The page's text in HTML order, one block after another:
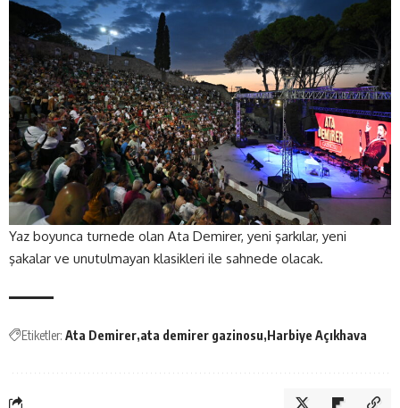
Yaz boyunca turnede olan Ata Demirer, yeni şarkılar, yeni
şakalar ve unutulmayan klasikleri ile sahnede olacak.
Etiketler: Ata Demirer ata demirer gazinosu Harbiye Açıkhava